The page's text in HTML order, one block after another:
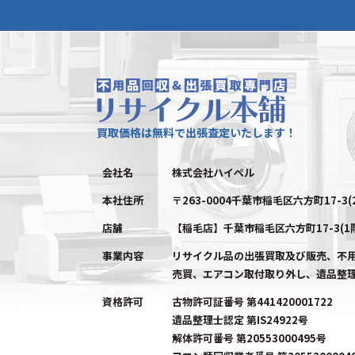
買取価格は無料で出張査定いたします！
会社名
株式会社ハイペル
本社住所
〒263-0004千葉市稲毛区六方町17-
店舗
【稲毛店】千葉市稲毛区六方町17-3(1
事業内容
リサイクル品の出張買取及び販売、不
売買、エアコン取付取り外し、遺品整
資格許可
古物許可証番号 第441420001722
遺品整理士認定 第IS24922号
解体許可番号 第20553000495号